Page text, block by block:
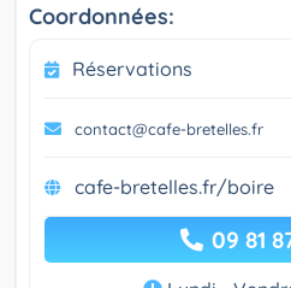
Coordonnées:
Réservations
contact@cafe-bretelles.fr
cafe-bretelles.fr/boire
09 81